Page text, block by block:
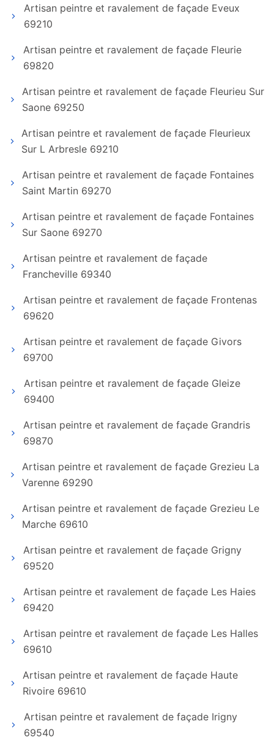
Artisan peintre et ravalement de façade Eveux
69210
Artisan peintre et ravalement de façade Fleurie
69820
Artisan peintre et ravalement de façade Fleurieu Sur
Saone 69250
Artisan peintre et ravalement de façade Fleurieux
Sur L Arbresle 69210
Artisan peintre et ravalement de façade Fontaines
Saint Martin 69270
Artisan peintre et ravalement de façade Fontaines
Sur Saone 69270
Artisan peintre et ravalement de façade
Francheville 69340
Artisan peintre et ravalement de façade Frontenas
69620
Artisan peintre et ravalement de façade Givors
69700
Artisan peintre et ravalement de façade Gleize
69400
Artisan peintre et ravalement de façade Grandris
69870
Artisan peintre et ravalement de façade Grezieu La
Varenne 69290
Artisan peintre et ravalement de façade Grezieu Le
Marche 69610
Artisan peintre et ravalement de façade Grigny
69520
Artisan peintre et ravalement de façade Les Haies
69420
Artisan peintre et ravalement de façade Les Halles
69610
Artisan peintre et ravalement de façade Haute
Rivoire 69610
Artisan peintre et ravalement de façade Irigny
69540